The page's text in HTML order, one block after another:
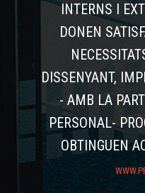
INTERNS I
DONEN
DISSENYANT,
- AMB LA
PERSONAL-
OBTINGUEN